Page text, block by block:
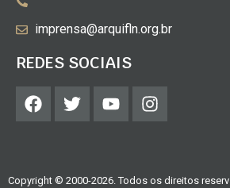
imprensa@arquifln.org.br
REDES SOCIAIS
Copyright © 2000-2026. Todos os direitos